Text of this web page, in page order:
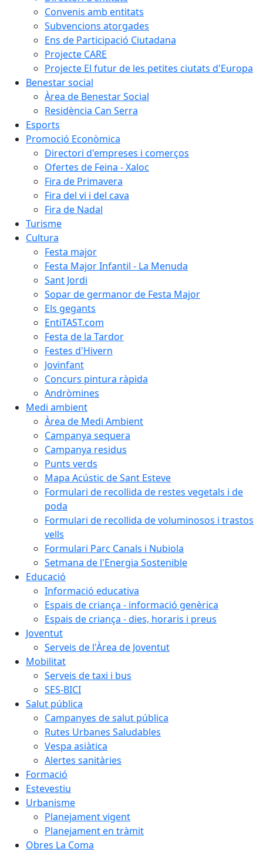
Convenis amb entitats
Subvencions atorgades
Ens de Participació Ciutadana
Projecte CARE
Projecte El futur de les petites ciutats d'Europa
Benestar social
Àrea de Benestar Social
Residència Can Serra
Esports
Promoció Econòmica
Directori d'empreses i comerços
Ofertes de Feina - Xaloc
Fira de Primavera
Fira del vi i del cava
Fira de Nadal
Turisme
Cultura
Festa major
Festa Major Infantil - La Menuda
Sant Jordi
Sopar de germanor de Festa Major
Els gegants
EntiTAST.com
Festa de la Tardor
Festes d'Hivern
Jovinfant
Concurs pintura ràpida
Andròmines
Medi ambient
Àrea de Medi Ambient
Campanya sequera
Campanya residus
Punts verds
Mapa Acústic de Sant Esteve
Formulari de recollida de restes vegetals i de
poda
Formulari de recollida de voluminosos i trastos
vells
Formulari Parc Canals i Nubiola
Setmana de l'Energia Sostenible
Educació
Informació educativa
Espais de criança - informació genèrica
Espais de criança - dies, horaris i preus
Joventut
Serveis de l'Àrea de Joventut
Mobilitat
Serveis de taxi i bus
SES-BICI
Salut pública
Campanyes de salut pública
Rutes Urbanes Saludables
Vespa asiàtica
Alertes sanitàries
Formació
Estevestiu
Urbanisme
Planejament vigent
Planejament en tràmit
Obres La Coma